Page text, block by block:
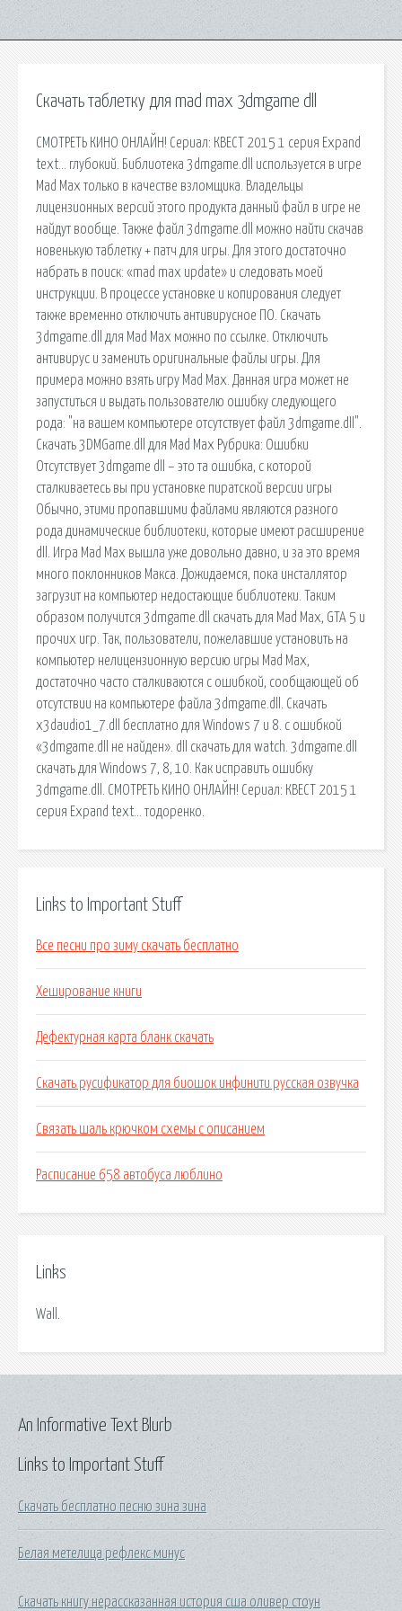
Скачать таблетку для mad max 3dmgame dll
СМОТРЕТЬ КИНО ОНЛАЙН! Сериал: КВЕСТ 2015 1 серия Expand
text… глубокий. Библиотека 3dmgame.dll используется в игре
Mad Max только в качестве взломщика. Владельцы
лицензионных версий этого продукта данный файл в игре не
найдут вообще. Также файл 3dmgame.dll можно найти скачав
новенькую таблетку + патч для игры. Для этого достаточно
набрать в поиск: «mad max update» и следовать моей
инструкции. В процессе установке и копирования следует
также временно отключить антивирусное ПО. Скачать
3dmgame.dll для Mad Max можно по ссылке. Отключить
антивирус и заменить оригинальные файлы игры. Для
примера можно взять игру Mad Max. Данная игра может не
запуститься и выдать пользователю ошибку следующего
рода: "на вашем компьютере отсутствует файл 3dmgame.dll".
Скачать 3DMGame.dll для Mad Max Рубрика: Ошибки
Отсутствует 3dmgame dll – это та ошибка, с которой
сталкиваетесь вы при установке пиратской версии игры
Обычно, этими пропавшими файлами являются разного
рода динамические библиотеки, которые имеют расширение
dll. Игра Mad Max вышла уже довольно давно, и за это время
много поклонников Макса. Дожидаемся, пока инсталлятор
загрузит на компьютер недостающие библиотеки. Таким
образом получится 3dmgame.dll скачать для Mad Max, GTA 5 и
прочих игр. Так, пользователи, пожелавшие установить на
компьютер нелицензионную версию игры Mad Max,
достаточно часто сталкиваются с ошибкой, сообщающей об
отсутствии на компьютере файла 3dmgame.dll. Скачать
x3daudio1_7.dll бесплатно для Windows 7 и 8. с ошибкой
«3dmgame.dll не найден». dll скачать для watch. 3dmgame.dll
скачать для Windows 7, 8, 10. Как исправить ошибку
3dmgame.dll. СМОТРЕТЬ КИНО ОНЛАЙН! Сериал: КВЕСТ 2015 1
серия Expand text… тодоренко.
Links to Important Stuff
Все песни про зиму скачать бесплатно
Хеширование книги
Дефектурная карта бланк скачать
Скачать русификатор для биошок инфинити русская озвучка
Связать шаль крючком схемы с описанием
Расписание 658 автобуса люблино
Links
Wall.
Links to Important Stuff
Скачать бесплатно песню зина зина
Белая метелица рефлекс минус
Скачать книгу нерассказанная история сша оливер стоун
An Informative Text Blurb